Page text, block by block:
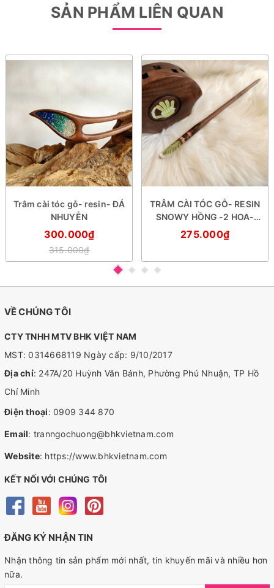
SẢN PHẨM LIÊN QUAN
Trâm cài tóc gỗ- resin- ĐÁ
NHUYỄN
300.000₫
315.000₫
TRÂM CÀI TÓC GỖ- RESIN
SNOWY HỒNG -2 HOA-
DƯƠNG SỈ
275.000₫
VỀ CHÚNG TÔI
CTY TNHH MTV BHK VIỆT NAM
MST: 0314668119 Ngày cấp: 9/10/2017
Địa chỉ: 247A/20 Huỳnh Văn Bánh, Phường Phú Nhuận, TP Hồ
Chí Minh
Điện thoại: 0909 344 870
Email: tranngochuong@bhkvietnam.com
Website: https://www.bhkvietnam.com
KẾT NỐI VỚI CHÚNG TÔI
ĐĂNG KÝ NHẬN TIN
Nhận thông tin sản phẩm mới nhất, tin khuyến mãi và nhiều hơn
nữa.